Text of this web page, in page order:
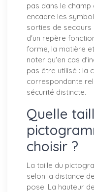
pas dans le champ
encadre les
sorties de secours
d'un repère
forme, la matière
noter qu'en cas
pas être utilisé : la
correspondante
sécurité distincte.
Quelle
choisir ?
La taille du
selon la distance
pose. La hauteur